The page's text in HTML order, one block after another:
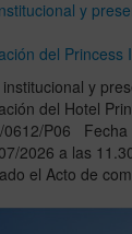
y
del Princess
y
del Hotel
P06 Fecha
2026 a las
el Acto de